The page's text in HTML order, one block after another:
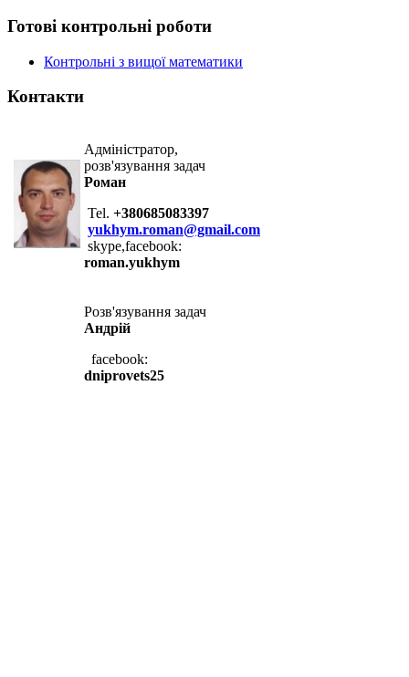
Готові контрольні роботи
Контрольні з вищої математики
Контакти
Адміністратор,
розв'язування задач
Роман
Tel. +380685083397
yukhym.roman@gmail.com
skype,facebook:
roman.yukhym
Розв'язування задач
Андрій
facebook:
dniprovets25